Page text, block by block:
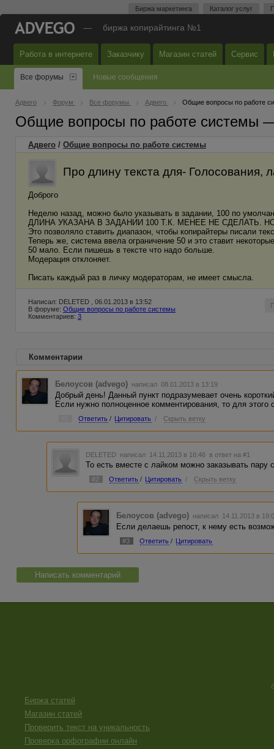
Биржа маркетинга Каталог услуг
— биржа копирайтинга №1
Работа в интернете Заказчику Магазин статей Сервис
Все форумы Новые сообщения
Адвего Форум Все форумы Адвего Общие вопросы по работе
Общие вопросы по работе системы
Адвего / Общие вопросы по работе системы
Про длину текста для- Голосования,
Доброго
Неделю назад, можно было указывать в задании, 100 по
ДЛИНА УКАЗАНА В ЗАДАНИИ 100 Т.К. МЕНЕЕ НЕ СДЕЛАТЬ.
Это позволяло ставить диапазон, чтобы копирайтеры писали
Теперь же, система ввела ограничение 50 и это ставит
50 мало. Если пишешь в тексте что надо больше.
Модерация отклоняет.
Писать каждый раз в личку модераторам, не имеет смысла.
Написал: DELETED , 06.01.2013 в 13:52
В форуме: Общие вопросы по работе системы
Комментариев: 3
Комментарии
Белоусов (advego) написал 08.01.2013 в 13:19
Добрый день! Данный пункт подразумевает очень
Если нужно полноценное комментирования, то для этого
Ответить / Цитировать / Скрыть ветку
DELETED написал 14.11.2013 в 16:46 в ответ на #1
То есть вместе с лайком можно заказывать пару
#2 Ответить / Цитировать / Скрыть ветку
Белоусов (advego) написал 14.11.2013 в
Если делаешь репост, к нему есть
#3 Ответить / Цитировать
Написать комментарий
Биржа статей
Магазин статей
Проверить текст на уникальность
Проверка орфографии онлайн